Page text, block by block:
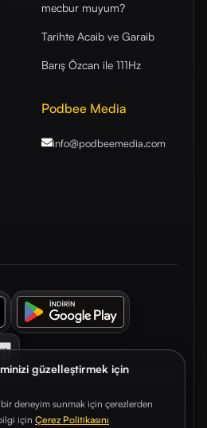
güzelleştirmek için
deneyim sunmak için çerezlerden
için Çerez Politikasını
mecbur muyum?
Tarihte Acaib ve Garaib
Barış Özcan ile 111Hz
Podbee Media
info@podbeemedia.com